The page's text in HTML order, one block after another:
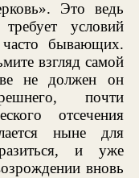
Это ведь
условий
часто бывающих.
взгляд самой
не должен он
почти
отсечения
ныне для
и уже
вновь